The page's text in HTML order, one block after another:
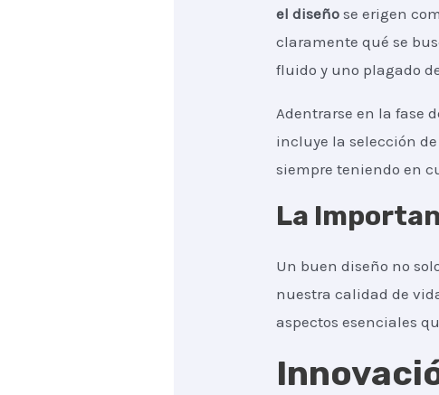
el diseño se erigen
claramente qué se
fluido y uno plagado
Adentrarse en la fase
incluye la selección
siempre teniendo en
La
Un buen diseño no
nuestra calidad de
aspectos esenciales